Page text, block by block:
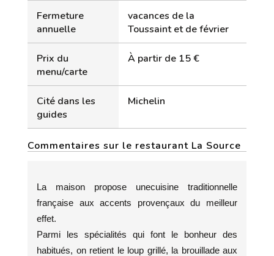
Fermeture
annuelle
vacances de la
Toussaint et de février
Prix du
menu/carte
À partir de 15 €
Cité dans les
guides
Michelin
Commentaires sur le restaurant La Source
La maison propose unecuisine traditionnelle
française aux accents provençaux du meilleur
effet.
Parmi les spécialités qui font le bonheur des
habitués, on retient le loup grillé, la brouillade aux